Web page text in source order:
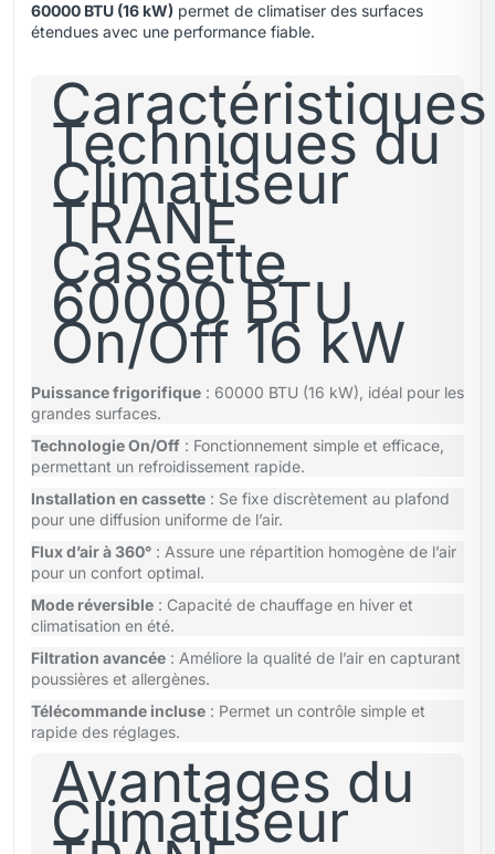
60000 BTU (16 kW) permet de climatiser des surfaces
étendues avec une performance fiable.
Caractéristiques
Techniques du
Climatiseur
TRANE
Cassette
60000 BTU
On/Off 16 kW
Puissance frigorifique : 60000 BTU (16 kW), idéal pour les
grandes surfaces.
Technologie On/Off : Fonctionnement simple et efficace,
permettant un refroidissement rapide.
Installation en cassette : Se fixe discrètement au plafond
pour une diffusion uniforme de l’air.
Flux d’air à 360° : Assure une répartition homogène de l’air
pour un confort optimal.
Mode réversible : Capacité de chauffage en hiver et
climatisation en été.
Filtration avancée : Améliore la qualité de l’air en capturant
poussières et allergènes.
Télécommande incluse : Permet un contrôle simple et
rapide des réglages.
Avantages du
Climatiseur